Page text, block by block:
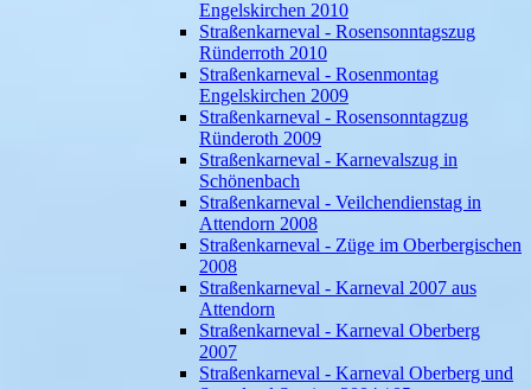
Engelskirchen 2010
Straßenkarneval - Rosensonntagszug
Ründerroth 2010
Straßenkarneval - Rosenmontag
Engelskirchen 2009
Straßenkarneval - Rosensonntagzug
Ründeroth 2009
Straßenkarneval - Karnevalszug in
Schönenbach
Straßenkarneval - Veilchendienstag in
Attendorn 2008
Straßenkarneval - Züge im Oberbergischen
2008
Straßenkarneval - Karneval 2007 aus
Attendorn
Straßenkarneval - Karneval Oberberg
2007
Straßenkarneval - Karneval Oberberg und